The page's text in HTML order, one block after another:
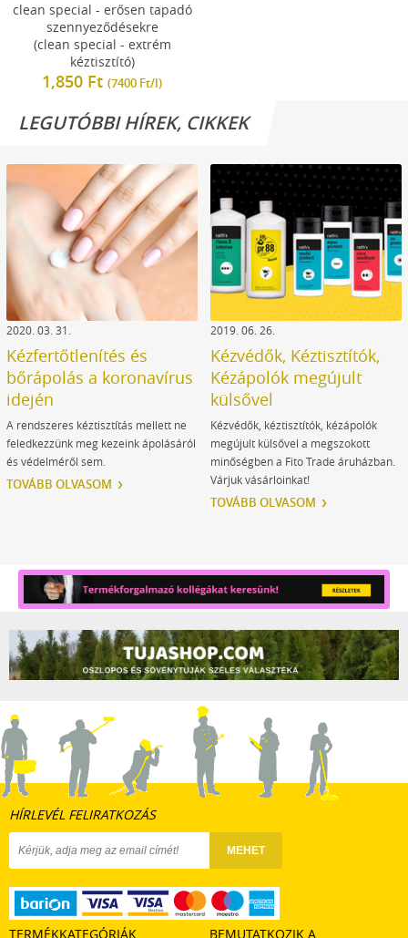
clean special - erősen tapadó
szennyeződésekre
(clean special - extrém
kéztisztító)
1,850 Ft (7400 Ft/l)
Speciális kéztisztító erősen tapadó és
extrém szennyeződésekre.
LEGUTÓBBI HÍREK, CIKKEK
2020. 03. 31.
Kézfertőtlenítés és
bőrápolás a koronavírus
idején
A rendszeres kéztisztítás mellett ne
feledkezzünk meg kezeink ápolásáról
és védelméről sem.
TOVÁBB OLVASOM
2019. 06. 26.
Kézvédők, Kéztisztítók,
Kézápolók megújult
külsővel
Kézvédők, kéztisztítók, kézápolók
megújult külsővel a megszokott
minőségben a Fito Trade áruházban.
Várjuk vásárloinkat!
TOVÁBB OLVASOM
HÍRLEVÉL FELIRATKOZÁS
MEHET
TERMÉKKATEGÓRIÁK BEMUTATKOZIK A